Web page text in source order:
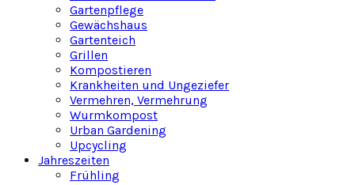
Gartenpflege
Gewächshaus
Gartenteich
Grillen
Kompostieren
Krankheiten und Ungeziefer
Vermehren, Vermehrung
Wurmkompost
Urban Gardening
Upcycling
Jahreszeiten
Frühling